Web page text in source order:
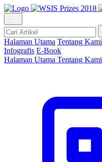
Halaman Utama Tentang Kami
Infografis E-Book
Halaman Utama Tentang Kami